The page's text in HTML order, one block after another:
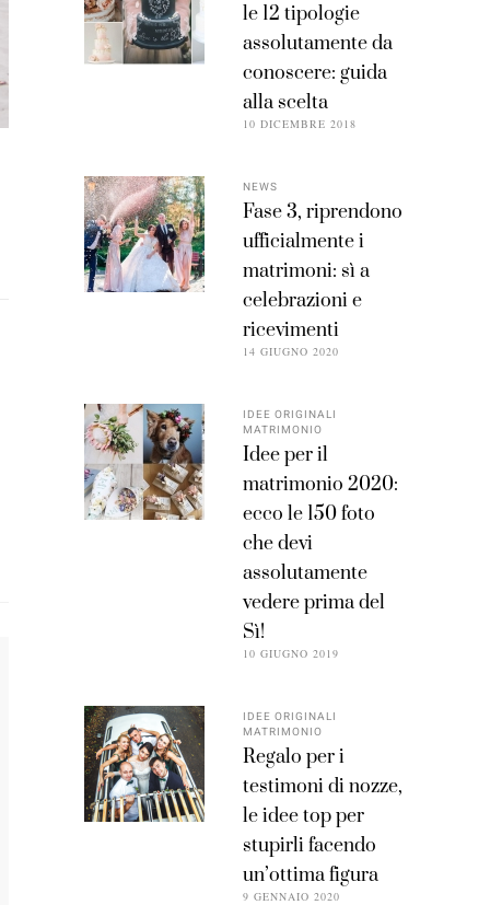
le 12 tipologie
assolutamente da
conoscere: guida
alla scelta
10 DICEMBRE 2018
NEWS
Fase 3, riprendono
ufficialmente i
matrimoni: sì a
celebrazioni e
ricevimenti
14 GIUGNO 2020
IDEE ORIGINALI
MATRIMONIO
Idee per il
matrimonio 2020:
ecco le 150 foto
che devi
assolutamente
vedere prima del
Sì!
10 GIUGNO 2019
IDEE ORIGINALI
MATRIMONIO
Regalo per i
testimoni di nozze,
le idee top per
stupirli facendo
un’ottima figura
9 GENNAIO 2020